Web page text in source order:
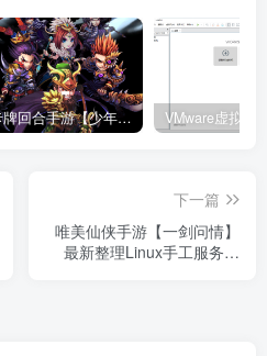
卡牌回合手游【少年三国志红将版】最新整理Linux手工服务端+懒人助手+安卓客户端+GM后台+搭建教程
下一篇
唯美仙侠手游【一剑问情】
最新整理Linux手工服务端